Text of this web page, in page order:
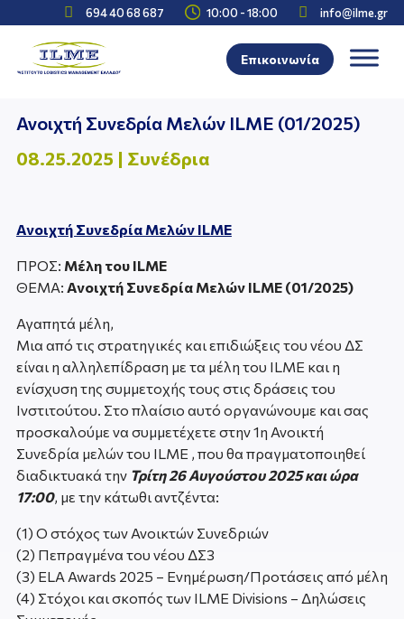
 694 40 68 687  10:00 - 18:00  info@ilme.gr
Επικοινωνία
Ανοιχτή Συνεδρία Μελών ILME (01/2025)
08.25.2025 | Συνέδρια
Ανοιχτή Συνεδρία Μελών ILME
ΠΡΟΣ: Μέλη του ILME
ΘΕΜΑ: Ανοιχτή Συνεδρία Μελών ILME (01/2025)
Αγαπητά μέλη,
Μια από τις στρατηγικές και επιδιώξεις του νέου ΔΣ
είναι η αλληλεπίδραση με τα μέλη του ΙLME και η
ενίσχυση της συμμετοχής τους στις δράσεις του
Ινστιτούτου. Στο πλαίσιο αυτό οργανώνουμε και σας
προσκαλούμε να συμμετέχετε στην 1η Ανοικτή
Συνεδρία μελών του ΙLME , που θα πραγματοποιηθεί
διαδικτυακά την Τρίτη 26 Αυγούστου 2025 και ώρα
17:00, με την κάτωθι αντζέντα:
(1) Ο στόχος των Ανοικτών Συνεδριών
(2) Πεπραγμένα του νέου ΔΣ3
(3) ΕLA Awards 2025 – Ενημέρωση/Προτάσεις από μέλη
(4) Στόχοι και σκοπός των ILME Divisions – Δηλώσεις